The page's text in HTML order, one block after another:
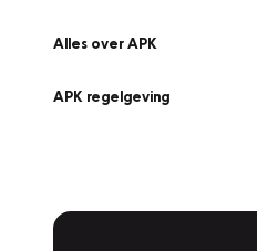
Alles over APK
APK regelgeving